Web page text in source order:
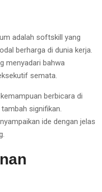
adalah softskill yang
berharga di dunia kerja.
menyadari bahwa
semata.
berbicara di
signifikan.
ide dengan jelas